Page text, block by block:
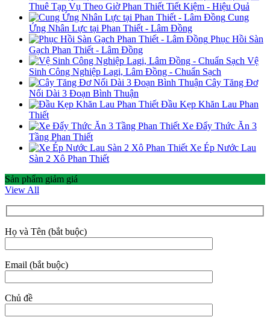
Thuê Tạp Vụ Theo Giờ Phan Thiết Tiết Kiệm - Hiệu Quả
Cung
Ứng Nhân Lực tại Phan Thiết - Lâm Đồng
Phục Hồi Sàn
Gạch Phan Thiết - Lâm Đồng
Vệ
Sinh Công Nghiệp Lagi, Lâm Đồng - Chuẩn Sạch
Cây Tăng Đơ
Nối Dài 3 Đoạn Bình Thuận
Đầu Kẹp Khăn Lau Phan
Thiết
Xe Đẩy Thức Ăn 3
Tầng Phan Thiết
Xe Ép Nước Lau
Sàn 2 Xô Phan Thiết
Sản phẩm giảm giá
View All
Họ và Tên (bắt buộc)
Email (bắt buộc)
Chủ đề